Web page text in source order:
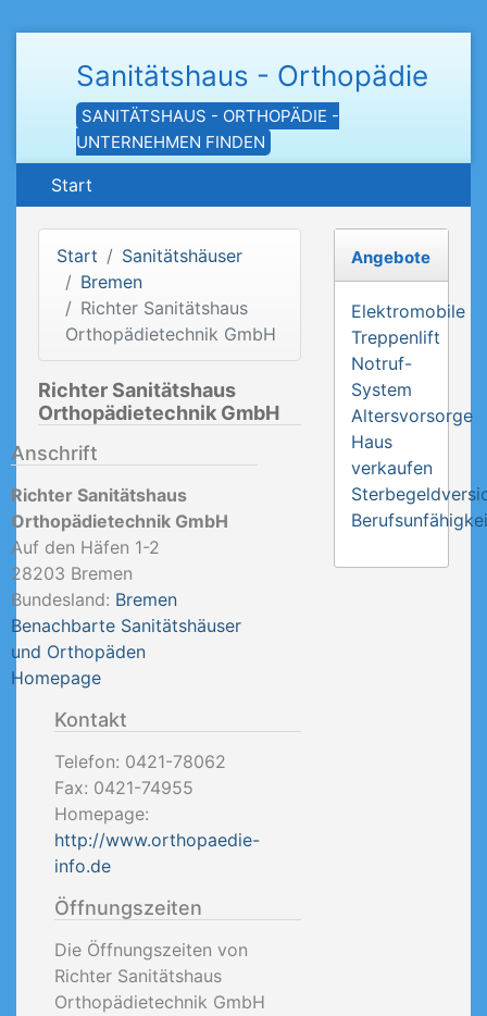
Sanitätshaus - Orthopädie
SANITÄTSHAUS - ORTHOPÄDIE -
UNTERNEHMEN FINDEN
Start
Start
Sanitätshäuser
Bremen
Richter Sanitätshaus
Orthopädietechnik GmbH
Richter Sanitätshaus
Orthopädietechnik GmbH
Anschrift
Richter Sanitätshaus
Orthopädietechnik GmbH
Auf den Häfen 1-2
28203 Bremen
Bundesland: Bremen
Benachbarte Sanitätshäuser
und Orthopäden
Homepage
Kontakt
Telefon: 0421-78062
Fax: 0421-74955
Homepage:
http://www.orthopaedie-
info.de
Öffnungszeiten
Die Öffnungszeiten von
Richter Sanitätshaus
Orthopädietechnik GmbH
Angebote
Elektromobile
Treppenlift
Notruf-
System
Altersvorsorge
Haus
verkaufen